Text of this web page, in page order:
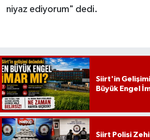
niyaz ediyorum" dedi.
Siirt'in
Büyük Engel
Siirt Polisi